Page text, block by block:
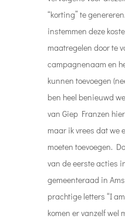
“korting” te
instemmen deze
maatregelen door te
campagnenaam en
kunnen toevoegen
ben heel benieuwd
van Giep Franzen
maar ik vrees dat we
moeten toevoegen.
van de eerste acties
gemeenteraad in
prachtige letters “I
komen er vanzelf wel